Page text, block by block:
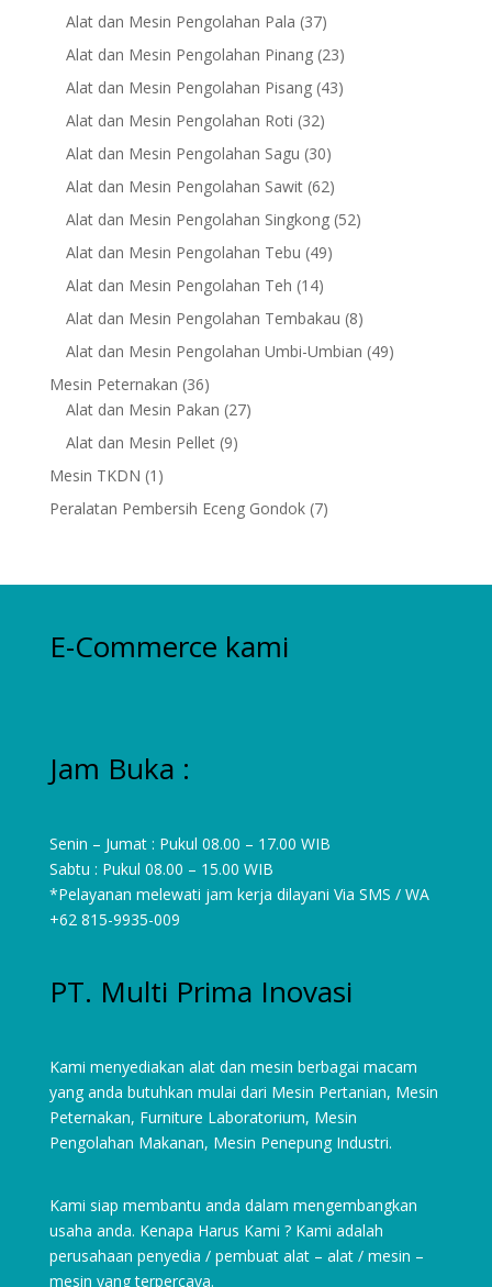
Alat dan Mesin Pengolahan Pala 3737
products
Alat dan Mesin Pengolahan Pinang 2323
products
Alat dan Mesin Pengolahan Pisang 4343
Alat dan Mesin Pengolahan Roti 3232
products
Alat dan Mesin Pengolahan Sagu 3030
products
Alat dan Mesin Pengolahan Sawit 6262
products
Alat dan Mesin Pengolahan Singkong 5252
Alat dan Mesin Pengolahan Tebu 4949
Alat dan Mesin Pengolahan Teh 1414
products
Alat dan Mesin Pengolahan Tembakau 88
products
Alat dan Mesin Pengolahan Umbi-Umbian 4949
Mesin Peternakan 3636
products
Alat dan Mesin Pakan 2727
Alat dan Mesin Pellet 99
Mesin TKDN 1 1
product
Peralatan Pembersih Eceng Gondok 77
E-Commerce kami
Jam Buka :
Senin – Jumat : Pukul 08.00 – 17.00 WIB
Sabtu : Pukul 08.00 – 15.00 WIB
*Pelayanan melewati jam kerja dilayani Via SMS / WA
+62 815-9935-009
PT. Multi Prima Inovasi
Kami menyediakan alat dan mesin berbagai macam
yang anda butuhkan mulai dari Mesin Pertanian, Mesin
Peternakan, Furniture Laboratorium, Mesin
Pengolahan Makanan, Mesin Penepung Industri.
Kami siap membantu anda dalam mengembangkan
usaha anda. Kenapa Harus Kami ? Kami adalah
perusahaan penyedia / pembuat alat – alat / mesin –
mesin yang terpercaya.